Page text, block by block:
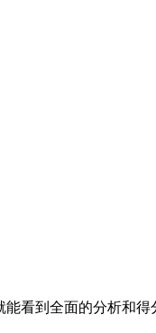
看到全面的分析和